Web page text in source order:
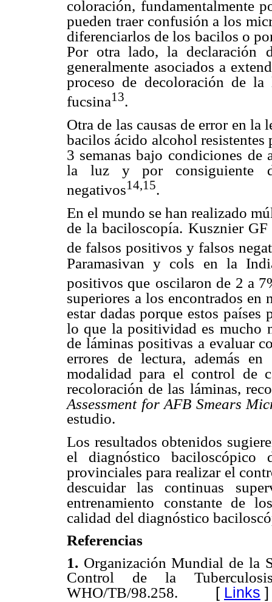
coloración, fundamentalmente
pueden traer confusión a los
diferenciarlos de los bacilos o
Por otra lado, la declaración
generalmente asociados a
proceso de decoloración de
fucsina13.
Otra de las causas de error en la
bacilos ácido alcohol resistentes
3 semanas bajo condiciones de
la luz y por consiguiente
negativos14,15.
En el mundo se han realizado
de la baciloscopía. Kusznier
de falsos positivos y falsos
Paramasivan y cols
en la
positivos que oscilaron de 2 a
superiores a los encontrados en
estar dadas porque estos países
lo que la positividad es mucho
de láminas positivas a evaluar
errores
de lectura, además
modalidad para el control de
recoloración de las láminas,
Assessment for AFB Smears
estudio.
Los resultados obtenidos
el diagnóstico baciloscópico
provinciales para realizar el
descuidar las continuas
entrenamiento
constante de
calidad del diagnóstico
Referencias
1. Organización Mundial de la
Control de la
WHO/TB/98.258.
[ Links ]